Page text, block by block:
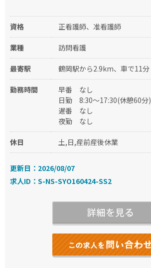
資格 正看護師、准看護師
業種 訪問看護
最寄駅 鶴岡駅から2.9km、車で11分
勤務時間 早番
なし
日勤
8:30〜17:30(休憩60分)
遅番
なし
夜勤
なし
休日 土,日,産前産後休業
更新日：2026/08/07
求人ID：S-NS-SYO160424-SS2